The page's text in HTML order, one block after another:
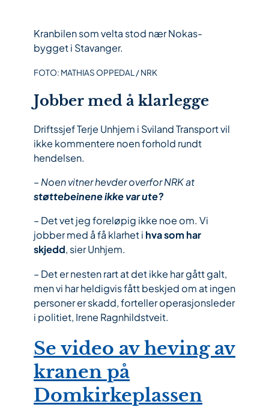
Kranbilen som velta stod nær Nokas-
bygget i Stavanger.
FOTO: MATHIAS OPPEDAL / NRK
Jobber med å klarlegge
Driftssjef Terje Unhjem i Sviland Transport vil
ikke kommentere noen forhold rundt
hendelsen.
– Noen vitner hevder overfor NRK at
støttebeinene ikke var ute?
– Det vet jeg foreløpig ikke noe om. Vi
jobber med å få klarhet i hva som har
skjedd, sier Unhjem.
– Det er nesten rart at det ikke har gått galt,
men vi har heldigvis fått beskjed om at ingen
personer er skadd, forteller operasjonsleder
i politiet, Irene Ragnhildstveit.
Se video av heving av
kranen på
Domkirkeplassen